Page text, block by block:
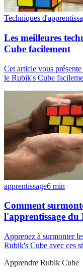
Techniques
Les meilleures
Cube facilement
Cet article vous
le Rubik's Cube
apprentissage6 min
Comment
l'apprentissage
Apprenez à surmonter
Rubik's Cube avec ces
Apprendre Rubik Cube